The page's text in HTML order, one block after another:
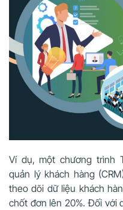
Ví dụ, một chương trình
quản lý khách hàng
theo dõi dữ liệu khách
chốt đơn lên 20%. Đối với